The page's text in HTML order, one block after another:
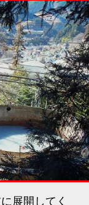
展開してく